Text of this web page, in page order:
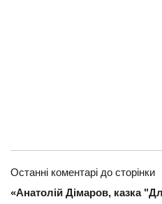
Останні коментарі до сторінки
«Анатолій Дімаров, казка